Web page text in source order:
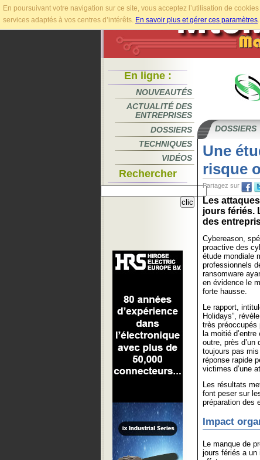
En poursuivant votre navigation sur ce site, vous acceptez l’utilisation de
services adaptés à vos centres d’intérêts. En savoir plus et gérer ces paramètres.
En ligne :
NOUVEAUTÉS
ACTUALITÉ DES
ENTREPRISES
DOSSIERS
TECHNIQUES
VIDÉOS
Rechercher
DOSSIERS
Une
risque
Partagez sur
Les
jours fériés.
des
Cybereason,
proactive des
étude mondiale
professionnels
ransomware
en évidence le
forte hausse.
Le rapport,
Holidays”,
très préoccupés
la moitié
outre, près d’un
toujours pas
réponse rapide
victimes d’une
Les résultats
font peser sur
préparation des
Impact
Le manque de
jours fériés a